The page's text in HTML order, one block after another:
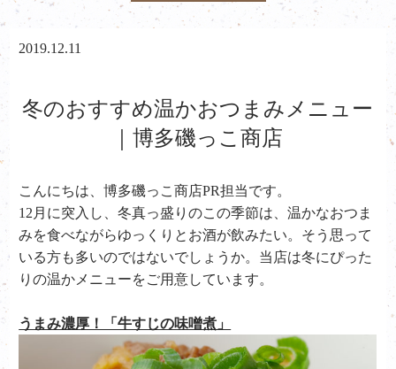
2019.12.11
冬のおすすめ温かおつまみメニュー
｜博多磯っこ商店
こんにちは、博多磯っこ商店PR担当です。
12月に突入し、冬真っ盛りのこの季節は、温かなおつま
みを食べながらゆっくりとお酒が飲みたい。そう思って
いる方も多いのではないでしょうか。当店は冬にぴった
りの温かメニューをご用意しています。
うまみ濃厚！「牛すじの味噌煮」